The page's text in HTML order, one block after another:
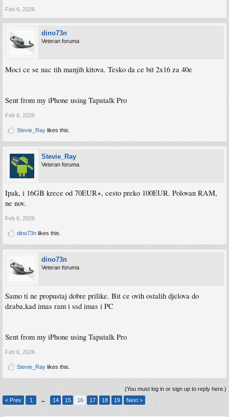
Feb 6, 2026
dino73n
Veteran foruma
Moci ce se nac tih manjih kitova. Tesko da ce bit 2x16 za 40e
Sent from my iPhone using Tapatalk Pro
Feb 6, 2026
Stevie_Ray likes this.
Stevie_Ray
Veteran foruma
Ipak, i 16GB krece od 70EUR+, cesto preko 100EUR. Polovan RAM,
ne nov.
Feb 6, 2026
dino73n likes this.
dino73n
Veteran foruma
Samo ti ne propustaj dobre prilike. Bit ce ovih ostalih djelova do
dzaba,kad imas ram i ssd imas i PC
Sent from my iPhone using Tapatalk Pro
Feb 6, 2026
Stevie_Ray likes this.
(You must log in or sign up to reply here.)
< Prev
1 ← 14 15 16 17 18 19 Next >